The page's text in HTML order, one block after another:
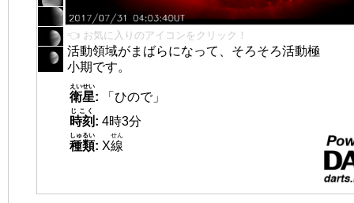
👈 お気に入りのアイコンをクリック！
活動領域がまばらになって、そろそろ活動極
小期です。
衛星
えいせい
:
「ひので」
時刻
じこく
: 4時3分
種類
しゅるい
: X線
せん